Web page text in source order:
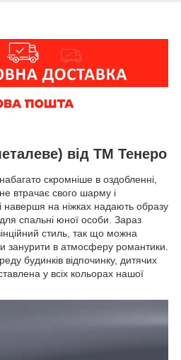
від ТМ Тенеро
скромніше в оздобленні,
втрачає свого шарму і
навершя на ніжках надають образу
для спальні юної особи. Зараз
стиль, так що можна
занурити в атмосферу романтики.
будинків відпочинку, дитячих
у всіх кольорах нашої